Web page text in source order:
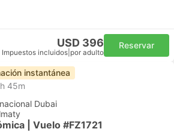
USD 396
Impuestos incluidos por adulto
Reservar
instantánea
45m
Dubai
| Vuelo #FZ1721